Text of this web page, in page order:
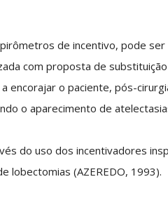
de incentivo, pode ser
com proposta de
encorajar o paciente, pós-
o aparecimento de
do uso dos incentivadores
lobectomias (AZEREDO, 1993).